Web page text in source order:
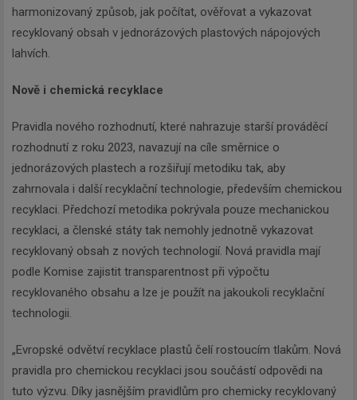
harmonizovaný způsob, jak počítat, ověřovat a vykazovat
recyklovaný obsah v jednorázových plastových nápojových
lahvích.
Nově i chemická recyklace
Pravidla nového rozhodnutí, které nahrazuje starší prováděcí
rozhodnutí z roku 2023, navazují na cíle směrnice o
jednorázových plastech a rozšiřují metodiku tak, aby
zahrnovala i další recyklační technologie, především chemickou
recyklaci. Předchozí metodika pokrývala pouze mechanickou
recyklaci, a členské státy tak nemohly jednotně vykazovat
recyklovaný obsah z nových technologií. Nová pravidla mají
podle Komise zajistit transparentnost při výpočtu
recyklovaného obsahu a lze je použít na jakoukoli recyklační
technologii.
„Evropské odvětví recyklace plastů čelí rostoucím tlakům. Nová
pravidla pro chemickou recyklaci jsou součástí odpovědi na
tuto výzvu. Díky jasnějším pravidlům pro chemicky recyklovaný